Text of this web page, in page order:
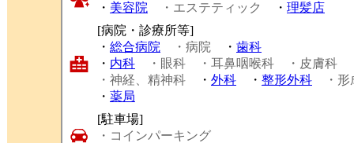
・ 美容院 ・エステティック ・ 理髪店
[病院・診療所等]
・ 総合病院 ・病院 ・ 歯科
・ 内科 ・眼科 ・耳鼻咽喉科 ・皮膚科
・神経、精神科 ・ 外科 ・ 整形外科
・
・ 薬局
[駐車場]
・コインパーキング